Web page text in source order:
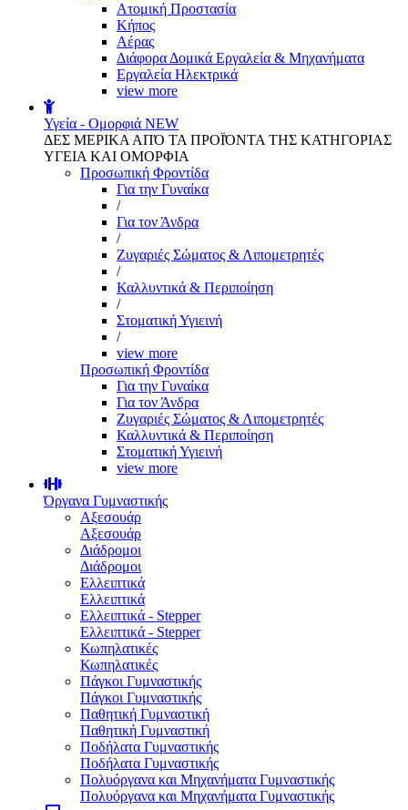
Aτομική Προστασία
Kήπος
Αέρας
Διάφορα Δομικά Εργαλεία & Μηχανήματα
Εργαλεία Ηλεκτρικά
view more
Υγεία - Ομορφιά NEW
ΔΕΣ ΜΕΡΙΚΑ ΑΠΌ ΤΑ ΠΡΟΪΌΝΤΑ ΤΗΣ ΚΑΤΗΓΟΡΙΑΣ
ΥΓΕΙΑ ΚΑΙ ΟΜΟΡΦΙΑ
Προσωπική Φροντίδα
Για την Γυναίκα
/
Για τον Άνδρα
/
Ζυγαριές Σώματος & Λιπομετρητές
/
Καλλυντικά & Περιποίηση
/
Στοματική Υγιεινή
/
view more
Προσωπική Φροντίδα
Για την Γυναίκα
Για τον Άνδρα
Ζυγαριές Σώματος & Λιπομετρητές
Καλλυντικά & Περιποίηση
Στοματική Υγιεινή
view more
Όργανα Γυμναστικής
Αξεσουάρ
Αξεσουάρ
Διάδρομοι
Διάδρομοι
Ελλειπτικά
Ελλειπτικά
Ελλειπτικά - Stepper
Ελλειπτικά - Stepper
Κωπηλατικές
Κωπηλατικές
Πάγκοι Γυμναστικής
Πάγκοι Γυμναστικής
Παθητική Γυμναστική
Παθητική Γυμναστική
Ποδήλατα Γυμναστικής
Ποδήλατα Γυμναστικής
Πολυόργανα και Μηχανήματα Γυμναστικής
Πολυόργανα και Μηχανήματα Γυμναστικής